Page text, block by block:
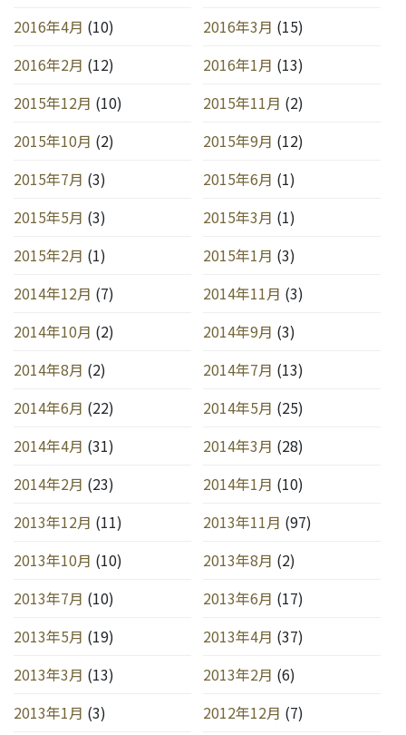
2016年4月 (10) 2016年3月 (15)
2016年2月 (12) 2016年1月 (13)
2015年12月 (10) 2015年11月 (2)
2015年10月 (2) 2015年9月 (12)
2015年7月 (3) 2015年6月 (1)
2015年5月 (3) 2015年3月 (1)
2015年2月 (1) 2015年1月 (3)
2014年12月 (7) 2014年11月 (3)
2014年10月 (2) 2014年9月 (3)
2014年8月 (2) 2014年7月 (13)
2014年6月 (22) 2014年5月 (25)
2014年4月 (31) 2014年3月 (28)
2014年2月 (23) 2014年1月 (10)
2013年12月 (11) 2013年11月 (97)
2013年10月 (10) 2013年8月 (2)
2013年7月 (10) 2013年6月 (17)
2013年5月 (19) 2013年4月 (37)
2013年3月 (13) 2013年2月 (6)
2013年1月 (3) 2012年12月 (7)